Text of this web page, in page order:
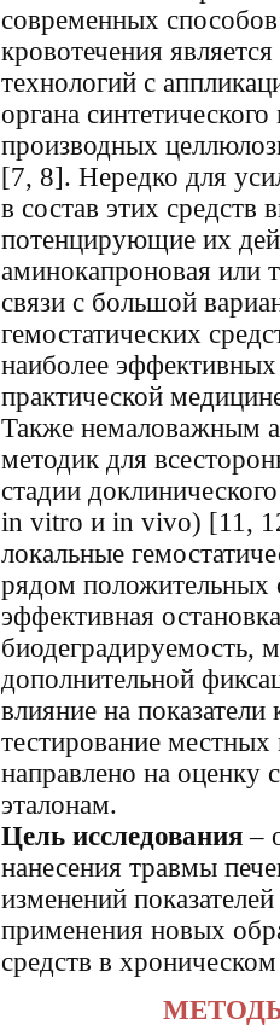
современных
кровотечения
технологий с
органа
производных
[7, 8]. Нередко для
в состав этих средств
потенцирующие их
аминокапроновая или
связи с большой
гемостатических
наиболее
практической
Также немаловажным
методик для
стадии
in vitro и in vivo) [11,
локальные
рядом положительных
эффективная
биодеградируемость,
дополнительной
влияние на
тестирование местных
направлено на оценку
эталонам.
Цель исследования –
нанесения травмы
изменений
применения новых
средств в